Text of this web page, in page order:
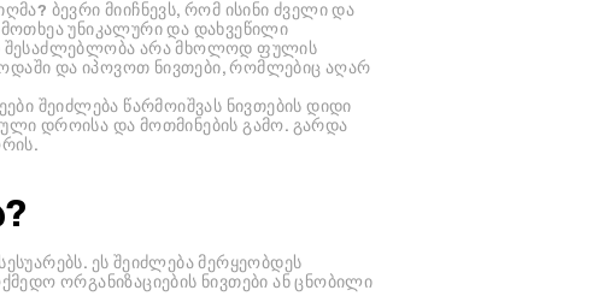
ბევრი მიიჩნევს, რომ ისინი ძველი და
უნიკალური და დახვეწილი
შესაძლებლობა არა მხოლოდ ფულის
და იპოვოთ ნივთები, რომლებიც აღარ
შეიძლება წარმოიშვას ნივთების დიდი
დროისა და მოთმინების გამო. გარდა
ეს შეიძლება მერყეობდეს
ორგანიზაციების ნივთები ან ცნობილი